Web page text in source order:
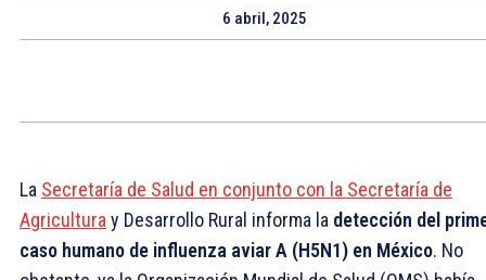
6 abril, 2025
La Secretaría de Salud en conjunto con la Secretaría de
Agricultura y Desarrollo Rural informa la detección del
caso humano de influenza aviar A (H5N1) en México. No